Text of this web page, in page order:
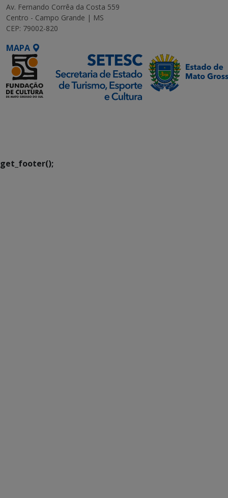
Av. Fernando Corrêa da Costa 559
Centro - Campo Grande | MS
CEP: 79002-820
MAPA
get_footer();